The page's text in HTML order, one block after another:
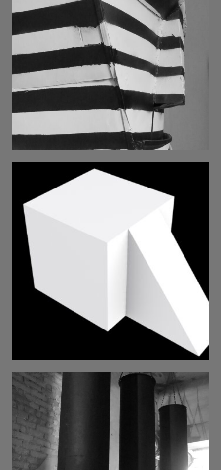
DAWID . 2018 . metal . welding .
pigment . 1,3mx0,6mx0,7m
Опора . 2022 . metal . pigment . h 2,5 m